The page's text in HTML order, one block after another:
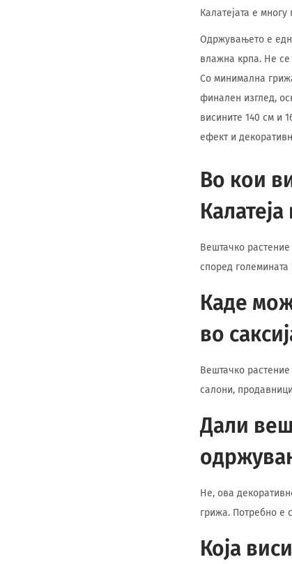
Калатејата е
Одржувањето е
влажна крпа. Не се
Со минимална
финален изглед,
висините 140 см и
ефект и
Во кои
Калатеја
Вештачко
според големината
Каде
во
Вештачко
салони,
Дали
Не, ова
грижа. Потребно е
Која